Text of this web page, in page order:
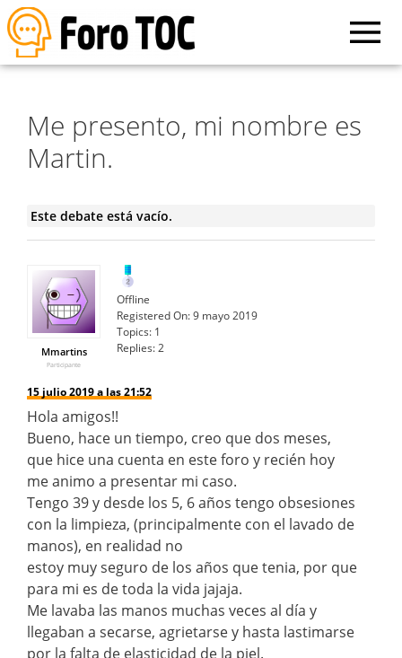
Me presento, mi nombre es
Martin.
Este debate está vacío.
Mmartins
Participante
Offline
Registered On:9 mayo 2019
Topics: 1
Replies:2
15 julio 2019 a las 21:52
Hola amigos!!
Bueno, hace un tiempo, creo que dos meses,
que hice una cuenta en este foro y recién hoy
me animo a presentar mi caso.
Tengo 39 y desde los 5, 6 años tengo obsesiones
con la limpieza, (principalmente con el lavado de
manos), en realidad no
estoy muy seguro de los años que tenia, por que
para mi es de toda la vida jajaja.
Me lavaba las manos muchas veces al día y
llegaban a secarse, agrietarse y hasta lastimarse
por la falta de elasticidad de la piel.